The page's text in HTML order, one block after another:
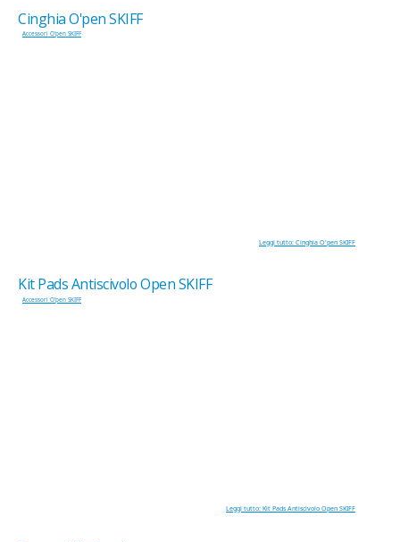
Cinghia O'pen SKIFF
Accessori O'pen SKIFF
Leggi tutto: Cinghia O'pen SKIFF
Kit Pads Antiscivolo Open SKIFF
Accessori O'pen SKIFF
Leggi tutto: Kit Pads Antiscivolo Open SKIFF